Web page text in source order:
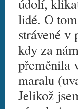
údolí,
lidé. O
strávené v
kdy za
přeměnila
maralu
Jelikož